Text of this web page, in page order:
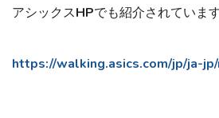
アシックスHPでも紹介されています
https://walking.asics.com/jp/ja-